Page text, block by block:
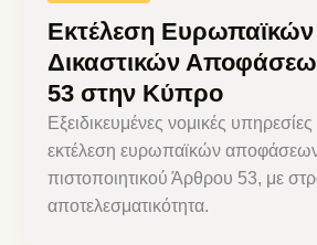
Εκτέλεση Ευρωπαϊκών
Δικαστικών
53 στην Κύπρο
Εξειδικευμένες νομικές
εκτέλεση ευρωπαϊκών
πιστοποιητικού Άρθρου 53, με
αποτελεσματικότητα.